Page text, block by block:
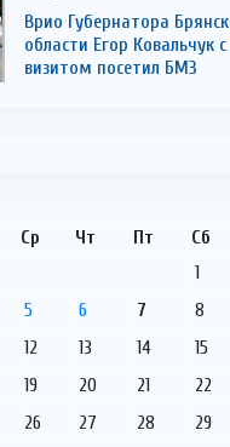
Врио Губернатора
области Егор Ковальчук
визитом посетил БМЗ
Ср Чт Пт Сб
1
5 6 7 8
12 13 14 15
19 20 21 22
26 27 28 29